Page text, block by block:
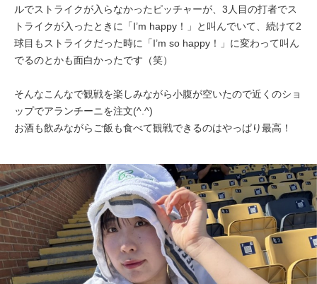
ルでストライクが入らなかったピッチャーが、3人目の打者でス
トライクが入ったときに「I’m happy！」と叫んでいて、続けて2
球目もストライクだった時に「I’m so happy！」に変わって叫ん
でるのとかも面白かったです（笑）
そんなこんなで観戦を楽しみながら小腹が空いたので近くのショ
ップでアランチーニを注文(^.^)
お酒も飲みながらご飯も食べて観戦できるのはやっぱり最高！